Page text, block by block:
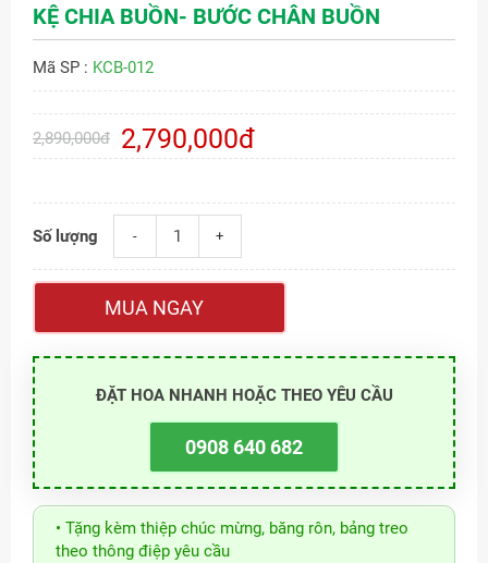
KỆ CHIA BUỒN- BƯỚC CHÂN BUỒN
Mã SP : KCB-012
2,890,000đ 2,790,000đ
Số lượng - +
MUA NGAY
ĐẶT HOA NHANH HOẶC THEO YÊU CẦU
0908 640 682
• Tặng kèm thiệp chúc mừng, băng rôn, bảng treo
theo thông điệp yêu cầu